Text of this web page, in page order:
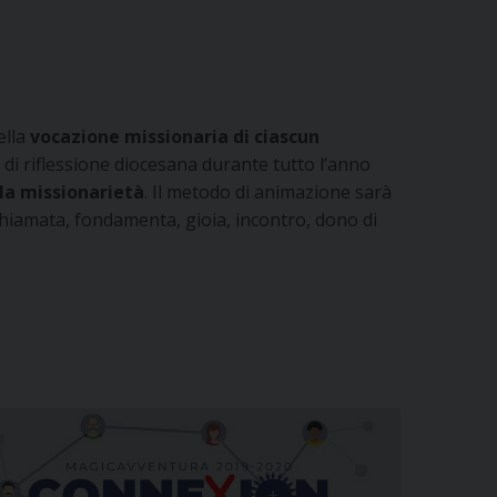
vocazione missionaria di ciascun
riflessione diocesana durante tutto l’anno
missionarietà. Il metodo di animazione sarà
fondamenta, gioia, incontro, dono di